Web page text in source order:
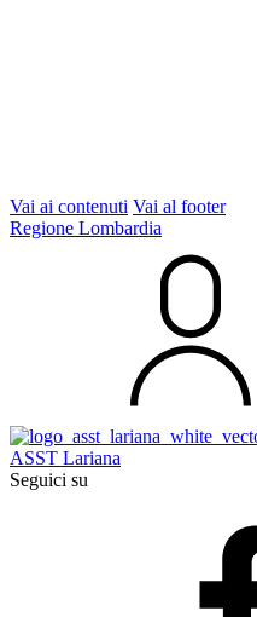
Vai ai contenuti Vai al footer
Regione Lombardia
ASST Lariana
Seguici su